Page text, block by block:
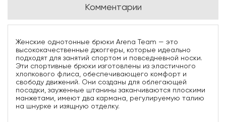
Комментарии
Женские однотонные брюки Arena Team — это
высококачественные джоггеры, которые идеально
подходят для занятий спортом и повседневной носки.
Эти спортивные брюки изготовлены из эластичного
хлопкового флиса, обеспечивающего комфорт и
свободу движений. Они созданы для облегающей
посадки, зауженные штанины заканчиваются плоскими
манжетами, имеют два кармана, регулируемую талию
на шнурке и изящную отделку.